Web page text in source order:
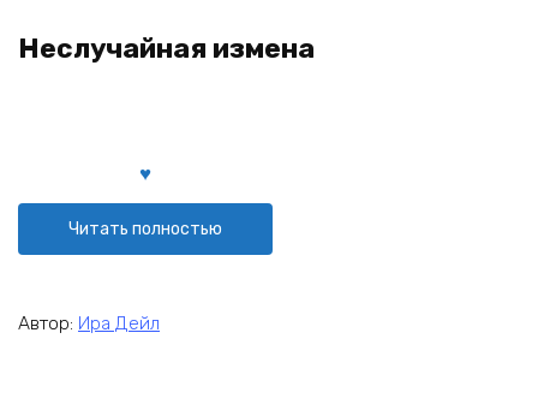
Неслучайная измена
Читать полностью
Автор: Ира Дейл